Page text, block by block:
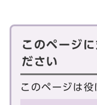
このページ
ださい
このページは役